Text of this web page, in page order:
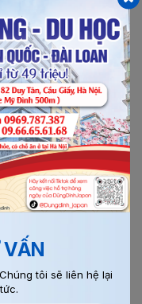
0
tôi sẽ liên hệ lại